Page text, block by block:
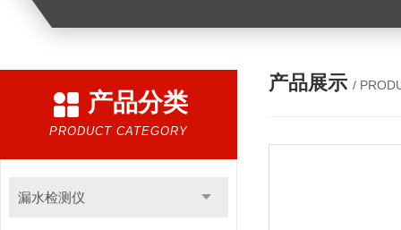
产品分类
PRODUCT CATEGORY
漏水检测仪
产品展示 /